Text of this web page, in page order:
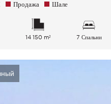
Продажа Шале
14 150 m² 7 Спальни